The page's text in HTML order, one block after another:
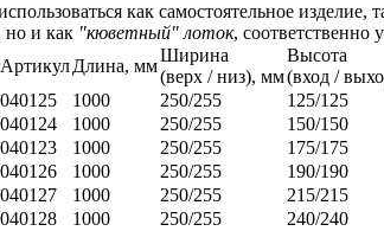
как самостоятельное изделие,
но и как "кюветный" лоток, соответственно
АртикулДлина, мм
Ширина
(верх / низ), мм
Высота
(вход /
040125 1000 250/255 125/125
040124 1000 250/255 150/150
040123 1000 250/255 175/175
040126 1000 250/255 190/190
040127 1000 250/255 215/215
040128 1000 250/255 240/240